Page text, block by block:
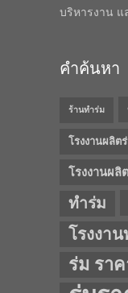
บริหารงาน แ
คำค้นหา
ร้านทำร่ม
โรงงานผลิต
โรงงานผลิ
ทำร่ม
โรงงา
ร่ม ราค